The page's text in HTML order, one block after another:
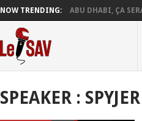
NOW TRENDING: ABU DHABI, ÇA
SPEAKER : SPYJER